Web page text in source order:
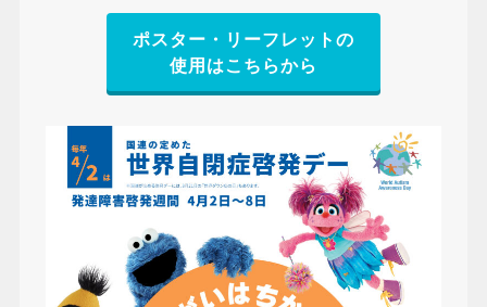
ポスター・リーフレットの
使用はこちらから